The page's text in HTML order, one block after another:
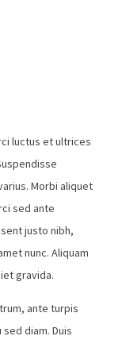
luctus et ultrices
Morbi aliquet
sed ante
justo nibh,
nunc. Aliquam
gravida.
ante turpis
diam. Duis